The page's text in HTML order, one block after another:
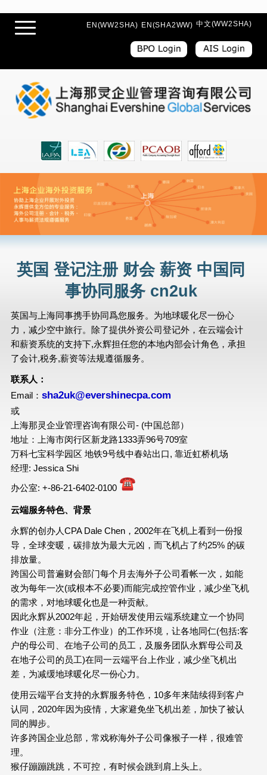
EN(WW2SHA) EN(SHA2WW) 中文(WW2SHA)
英国 登记注册 财会 薪资 中国同
事协同服务 cn2uk
英国与上海同事携手协同爲您服务。为地球暖化尽一份心
力，减少空中旅行。除了提供外资公司登记外，在云端会计
和薪资系统的支持下,永辉担任您的本地内部会计角色，承担
了会计,税务,薪资等法规遵循服务。
联系人：
Email： sha2uk@evershinecpa.com
或
上海那灵企业管理咨询有限公司- (中国总部）
地址：上海市闵行区新龙路1333弄96号709室
万科七宝科学园区 地铁9号线中春站出口, 靠近虹桥机场
经理: Jessica Shi
办公室: +-86-21-6402-0100
云端服务特色、背景
永辉的创办人CPA Dale Chen，2002年在飞机上看到一份报
导，全球变暖，碳排放为最大元凶，而飞机占了约25% 的碳
排放量。
跨国公司普遍财会部门每个月去海外子公司看帐一次，如能
改为每年一次(或根本不必要)而能完成控管作业，减少坐飞机
的需求，对地球暖化也是一种贡献。
因此永辉从2002年起，开始研发使用云端系统建立一个协同
作业（注意：非分工作业）的工作环境，让各地同仁(包括:客
户的母公司、在地子公司的员工，及服务团队永辉母公司及
在地子公司的员工)在同一云端平台上作业，减少坐飞机出
差，为减缓地球暖化尽一份心力。
使用云端平台支持的永辉服务特色，10多年来陆续得到客户
认同，2020年因为疫情，大家避免坐飞机出差，加快了被认
同的脚步。
许多跨国企业总部，常戏称海外子公司像猴子一样，很难管
理。
猴仔蹦蹦跳跳，不可控，有时候会跳到肩上头上。